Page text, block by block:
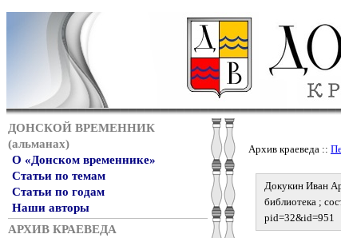
ДОНСКОЙ ВРЕМЕННИК
(альманах)
О «Донском временнике»
Статьи по темам
Статьи по годам
Наши авторы
АРХИВ КРАЕВЕДА
Архив краеведа ::
Докукин Иван
библиотека ;
pid=32&id=951